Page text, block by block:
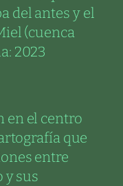
del antes y el
(cuenca
2023
en el centro
que
entre
y sus